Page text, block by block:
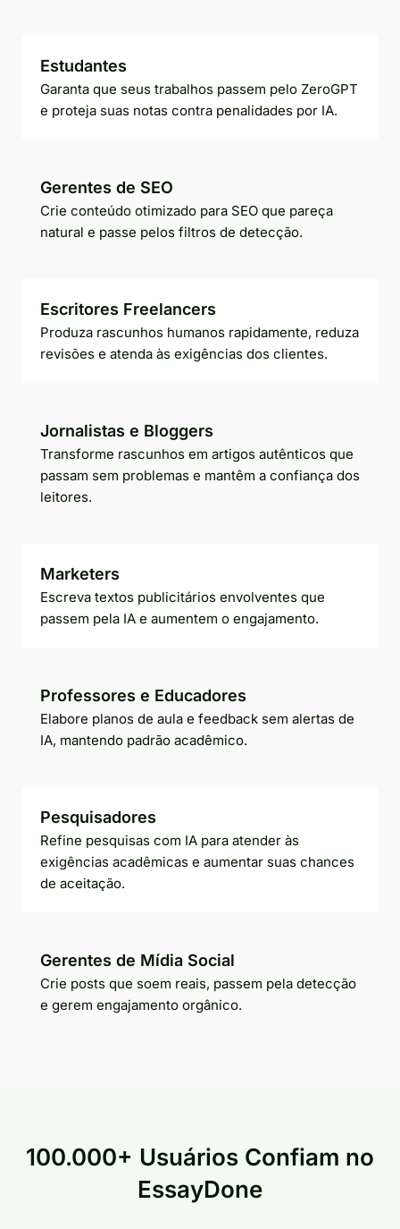
Estudantes
Garanta que seus trabalhos passem pelo ZeroGPT
e proteja suas notas contra penalidades por IA.
Gerentes de SEO
Crie conteúdo otimizado para SEO que pareça
natural e passe pelos filtros de detecção.
Escritores Freelancers
Produza rascunhos humanos rapidamente, reduza
revisões e atenda às exigências dos clientes.
Jornalistas e Bloggers
Transforme rascunhos em artigos autênticos que
passam sem problemas e mantêm a confiança dos
leitores.
Marketers
Escreva textos publicitários envolventes que
passem pela IA e aumentem o engajamento.
Professores e Educadores
Elabore planos de aula e feedback sem alertas de
IA, mantendo padrão acadêmico.
Pesquisadores
Refine pesquisas com IA para atender às
exigências acadêmicas e aumentar suas chances
de aceitação.
Gerentes de Mídia Social
Crie posts que soem reais, passem pela detecção
e gerem engajamento orgânico.
100.000+ Usuários Confiam no
EssayDone